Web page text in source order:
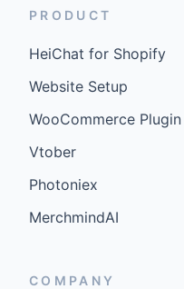
PRODUCT
HeiChat for Shopify
Website Setup
WooCommerce Plugin
Vtober
Photoniex
MerchmindAI
COMPANY